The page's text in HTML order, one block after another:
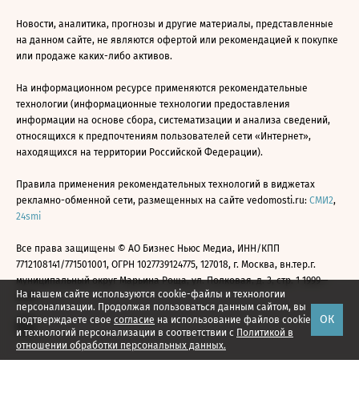
На нашем сайте используются cookie-файлы и технологии
персонализации. Продолжая пользоваться данным сайтом, вы
подтверждаете свое согласие на использование файлов cookie
и технологий персонализации в соответствии с Политикой в
отношении обработки персональных данных.
ОК
Новости, аналитика, прогнозы и другие материалы, представленные
на данном сайте, не являются офертой или рекомендацией к покупке
или продаже каких-либо активов.
На информационном ресурсе применяются рекомендательные
технологии (информационные технологии предоставления
информации на основе сбора, систематизации и анализа сведений,
относящихся к предпочтениям пользователей сети «Интернет»,
находящихся на территории Российской Федерации).
Правила применения рекомендательных технологий в виджетах
рекламно-обменной сети, размещенных на сайте vedomosti.ru: СМИ2,
24smi
Все права защищены © АО Бизнес Ньюс Медиа, ИНН/КПП
7712108141/771501001, ОГРН 1027739124775, 127018, г. Москва, вн.тер.г.
муниципальный округ Марьина Роща, ул. Полковая, д. 3, стр. 1 1999—
2026